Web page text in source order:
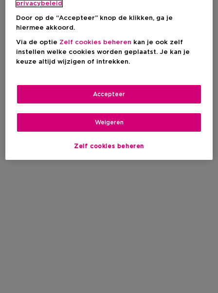
privacybeleid
Door op de “Accepteer” knop de klikken, ga je
hiermee akkoord.
Via de optie Zelf cookies beheren kan je ook zelf
instellen welke cookies worden geplaatst. Je kan je
keuze altijd wijzigen of intrekken.
Zelf cookies beheren
Weigeren
Accepteer